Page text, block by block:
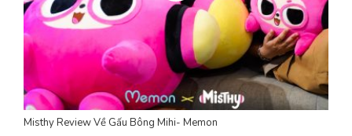
Misthy Review Về Gấu Bông Mihi- Memon